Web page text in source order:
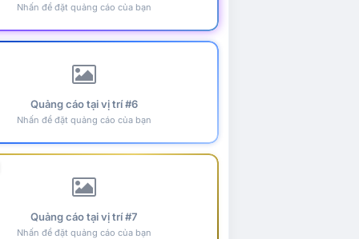
Nhấn để đặt quảng cáo của bạn
Quảng cáo tại vị trí #6
Nhấn để đặt quảng cáo của bạn
Quảng cáo tại vị trí #7
Nhấn để đặt quảng cáo của bạn